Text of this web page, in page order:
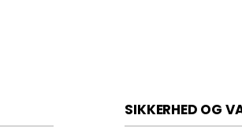
SIKKERHED OG